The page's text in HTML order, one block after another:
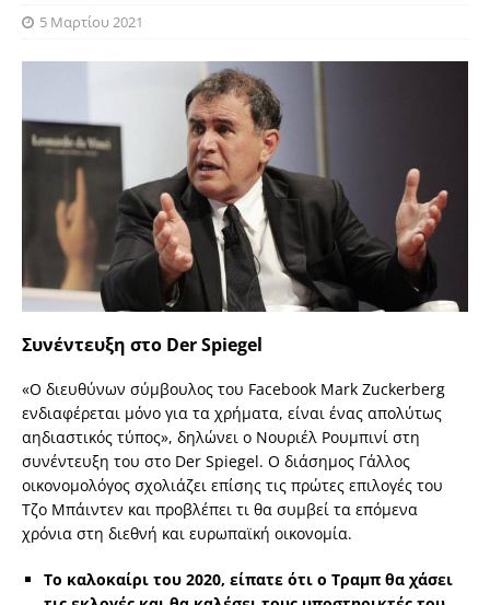
5 Μαρτίου 2021
Συνέντευξη στο Der Spiegel
«Ο διευθύνων σύμβουλος του Facebook Mark Zuckerberg
ενδιαφέρεται μόνο για τα χρήματα, είναι ένας απολύτως
αηδιαστικός τύπος», δηλώνει ο Νουριέλ Ρουμπινί στη
συνέντευξη του στο Der Spiegel. Ο διάσημος Γάλλος
οικονομολόγος σχολιάζει επίσης τις πρώτες επιλογές του
Τζο Μπάιντεν και προβλέπει τι θα συμβεί τα επόμενα
χρόνια στη διεθνή και ευρωπαϊκή οικονομία.
Το καλοκαίρι του 2020, είπατε ότι ο Τραμπ θα χάσει